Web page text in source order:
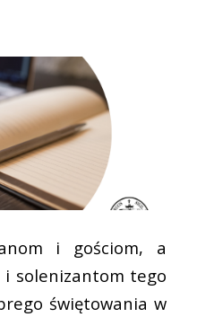
i gościom, a
solenizantom tego
świętowania w